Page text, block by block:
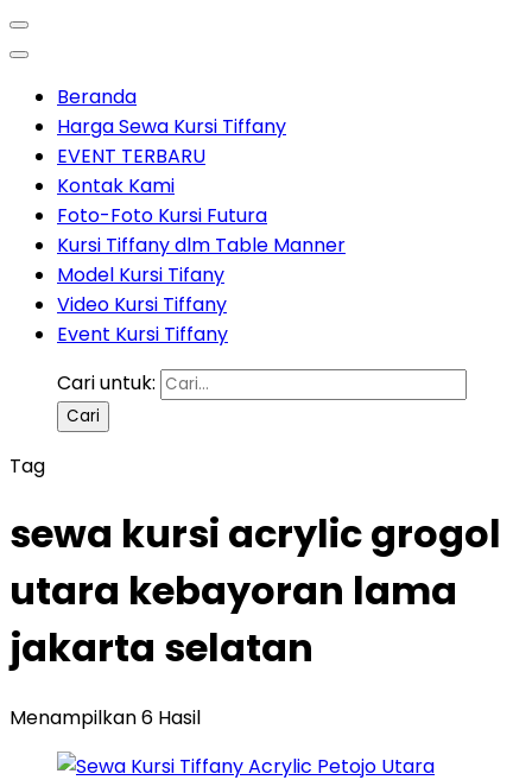
Beranda
Harga Sewa Kursi Tiffany
EVENT TERBARU
Kontak Kami
Foto-Foto Kursi Futura
Kursi Tiffany dlm Table Manner
Model Kursi Tifany
Video Kursi Tiffany
Event Kursi Tiffany
Cari untuk:
Tag
sewa kursi acrylic grogol
utara kebayoran lama
jakarta selatan
Menampilkan 6 Hasil